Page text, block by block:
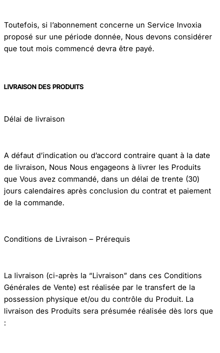
Toutefois, si l’abonnement concerne un Service Invoxia
proposé sur une période donnée, Nous devons considérer
que tout mois commencé devra être payé.
LIVRAISON DES PRODUITS
Délai de livraison
A défaut d’indication ou d’accord contraire quant à la date
de livraison, Nous Nous engageons à livrer les Produits
que Vous avez commandé, dans un délai de trente (30)
jours calendaires après conclusion du contrat et paiement
de la commande.
Conditions de Livraison – Prérequis
La livraison (ci-après la “Livraison” dans ces Conditions
Générales de Vente) est réalisée par le transfert de la
possession physique et/ou du contrôle du Produit. La
livraison des Produits sera présumée réalisée dès lors que
: